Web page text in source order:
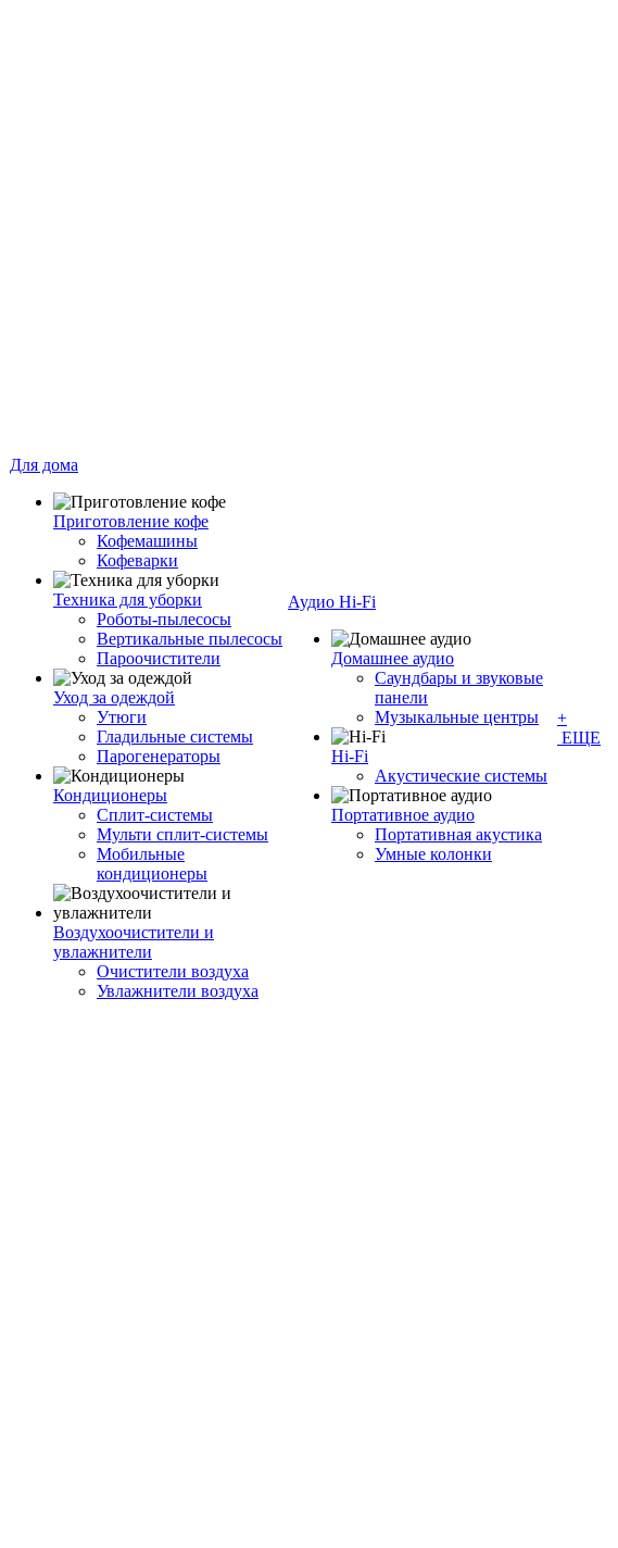
Для дома
Приготовление кофе
Кофемашины
Кофеварки
Техника для уборки
Роботы-пылесосы
Вертикальные пылесосы
Пароочистители
Уход за одеждой
Утюги
Гладильные системы
Парогенераторы
Кондиционеры
Сплит-системы
Мульти сплит-системы
Мобильные
кондиционеры
Воздухоочистители и
увлажнители
Очистители воздуха
Увлажнители воздуха
Аудио Hi-Fi
Домашнее аудио
Саундбары и звуковые
панели
Музыкальные центры
Hi-Fi
Акустические системы
Портативное аудио
Портативная акустика
Умные колонки
+
ЕЩЕ